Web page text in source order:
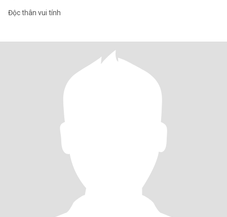
Độc thân vui tính